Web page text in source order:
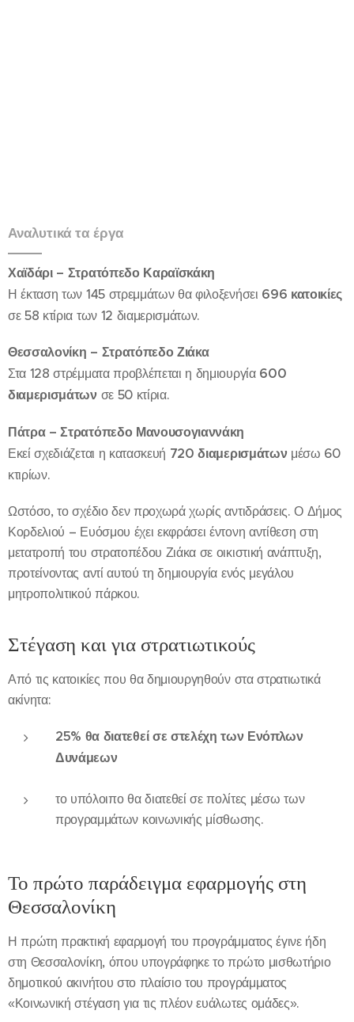
Αναλυτικά τα έργα
Χαϊδάρι – Στρατόπεδο Καραϊσκάκη
Η έκταση των 145 στρεμμάτων θα φιλοξενήσει 696 κατοικίες
σε 58 κτίρια των 12 διαμερισμάτων.
Θεσσαλονίκη – Στρατόπεδο Ζιάκα
Στα 128 στρέμματα προβλέπεται η δημιουργία 600
διαμερισμάτων σε 50 κτίρια.
Πάτρα – Στρατόπεδο Μανουσογιαννάκη
Εκεί σχεδιάζεται η κατασκευή 720 διαμερισμάτων μέσω 60
κτιρίων.
Ωστόσο, το σχέδιο δεν προχωρά χωρίς αντιδράσεις. Ο Δήμος
Κορδελιού – Ευόσμου έχει εκφράσει έντονη αντίθεση στη
μετατροπή του στρατοπέδου Ζιάκα σε οικιστική ανάπτυξη,
προτείνοντας αντί αυτού τη δημιουργία ενός μεγάλου
μητροπολιτικού πάρκου.
Στέγαση και για στρατιωτικούς
Από τις κατοικίες που θα δημιουργηθούν στα στρατιωτικά
ακίνητα:
25% θα διατεθεί σε στελέχη των Ενόπλων
Δυνάμεων
το υπόλοιπο θα διατεθεί σε πολίτες μέσω των
προγραμμάτων κοινωνικής μίσθωσης.
Το πρώτο παράδειγμα εφαρμογής στη
Θεσσαλονίκη
Η πρώτη πρακτική εφαρμογή του προγράμματος έγινε ήδη
στη Θεσσαλονίκη, όπου υπογράφηκε το πρώτο μισθωτήριο
δημοτικού ακινήτου στο πλαίσιο του προγράμματος
«Κοινωνική στέγαση για τις πλέον ευάλωτες ομάδες».